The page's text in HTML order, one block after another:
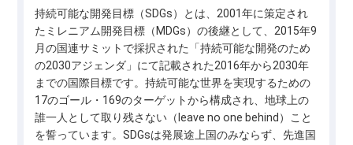
持続可能な開発目標（SDGs）とは、2001年に策定され
たミレニアム開発目標（MDGs）の後継として、2015年9
月の国連サミットで採択された「持続可能な開発のため
の2030アジェンダ」にて記載された2016年から2030年
までの国際目標です。持続可能な世界を実現するための
17のゴール・169のターゲットから構成され、地球上の
誰一人として取り残さない（leave no one behind）こと
を誓っています。SDGsは発展途上国のみならず、先進国